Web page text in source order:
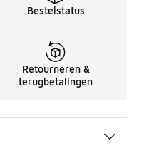
Bestelstatus
Retourneren &
terugbetalingen